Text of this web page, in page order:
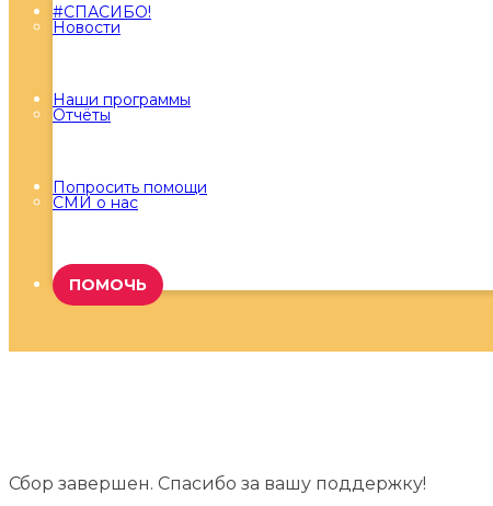
Новости
Отчёты
СМИ о нас
#СПАСИБО!
Наши программы
Попросить помощи
ПОМОЧЬ
Сбор завершен. Спасибо за вашу поддержку!